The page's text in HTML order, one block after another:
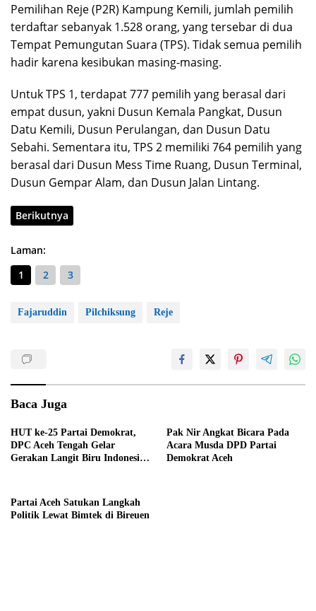
Pemilihan Reje (P2R) Kampung Kemili, jumlah pemilih
terdaftar sebanyak 1.528 orang, yang tersebar di dua
Tempat Pemungutan Suara (TPS). Tidak semua pemilih
hadir karena kesibukan masing-masing.
Untuk TPS 1, terdapat 777 pemilih yang berasal dari
empat dusun, yakni Dusun Kemala Pangkat, Dusun
Datu Kemili, Dusun Perulangan, dan Dusun Datu
Sebahi. Sementara itu, TPS 2 memiliki 764 pemilih yang
berasal dari Dusun Mess Time Ruang, Dusun Terminal,
Dusun Gempar Alam, dan Dusun Jalan Lintang.
Berikutnya
Laman:
1
2 3
Fajaruddin Pilchiksung Reje
Baca Juga
HUT ke-25 Partai Demokrat,
DPC Aceh Tengah Gelar
Gerakan Langit Biru Indonesia
Pak Nir Angkat Bicara Pada
Acara Musda DPD Partai
Demokrat Aceh
Partai Aceh Satukan Langkah
Politik Lewat Bimtek di Bireuen